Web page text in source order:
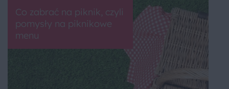
Co zabrać na piknik, czyli
pomysły na piknikowe
menu